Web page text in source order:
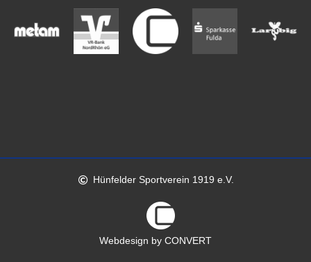
Hünfelder Sportverein 1919 e.V.
Webdesign by CONVERT